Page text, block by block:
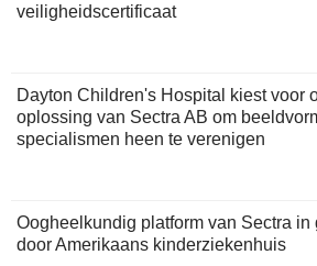
veiligheidscertificaat
Dayton Children's Hospital kiest voor
oplossing van Sectra AB om
specialismen heen te verenigen
Oogheelkundig platform van Sectra in
door Amerikaans kinderziekenhuis